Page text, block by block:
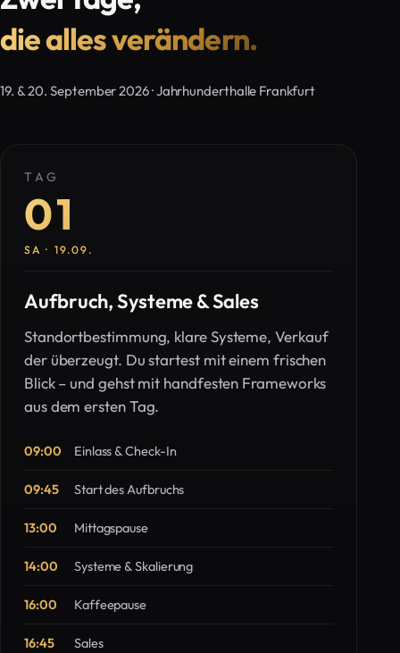
die alles verändern.
19. & 20. September 2026 · Jahrhunderthalle Frankfurt
TAG
01
SA · 19.09.
Aufbruch, Systeme & Sales
Standortbestimmung, klare Systeme, Verkauf
der überzeugt. Du startest mit einem frischen
Blick – und gehst mit handfesten Frameworks
aus dem ersten Tag.
09:00 Einlass & Check-In
09:45 Start des Aufbruchs
13:00 Mittagspause
14:00 Systeme & Skalierung
16:00 Kaffeepause
16:45 Sales